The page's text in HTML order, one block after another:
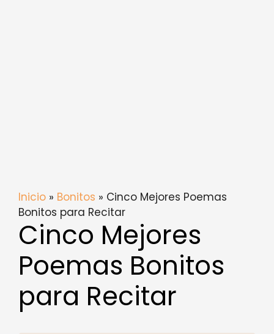
Inicio » Bonitos » Cinco Mejores Poemas
Bonitos para Recitar
Cinco Mejores
Poemas Bonitos
para Recitar